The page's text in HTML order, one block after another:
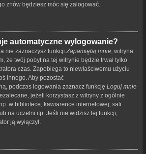
znów będziesz móc się zalogować.
automatyczne wylogowanie?
nie zaznaczysz funkcji Zapamiętaj mnie , witryna
że twój pobyt na tej witrynie będzie trwał tylko
czas. Zapobiega to niewłaściwemu użyciu
innego. Aby pozostać
podczas logowania zaznacz funkcję Loguj mnie
jeżeli korzystasz z witryny z ogólnie
w bibliotece, kawiarence internetowej, sali
na uczelni itp. Jeśli nie widzisz tej funkcji,
ją wyłączył.